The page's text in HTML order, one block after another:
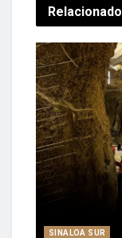
Relacionado
SINALOA SUR